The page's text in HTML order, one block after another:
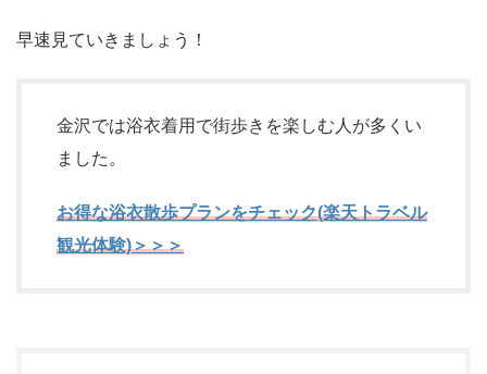
早速見ていきましょう！
金沢では浴衣着用で街歩きを楽しむ人が多くい
ました。
お得な浴衣散歩プランをチェック(楽天トラベル
観光体験)＞＞＞